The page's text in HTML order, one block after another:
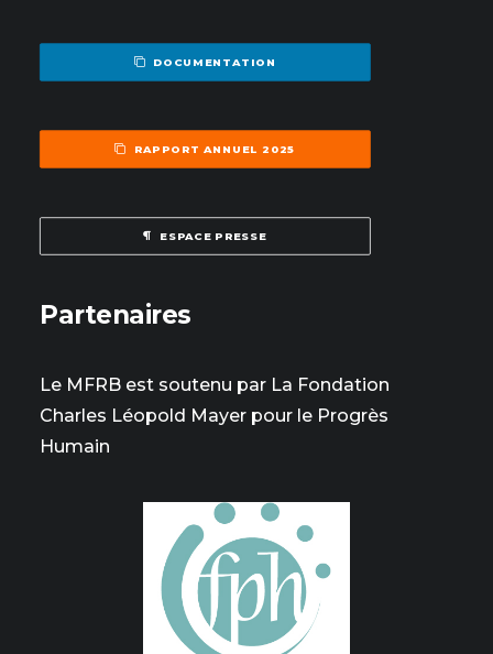
DOCUMENTATION
RAPPORT ANNUEL 2025
ESPACE PRESSE
Partenaires
Le MFRB est soutenu par La Fondation
Charles Léopold Mayer pour le Progrès
Humain